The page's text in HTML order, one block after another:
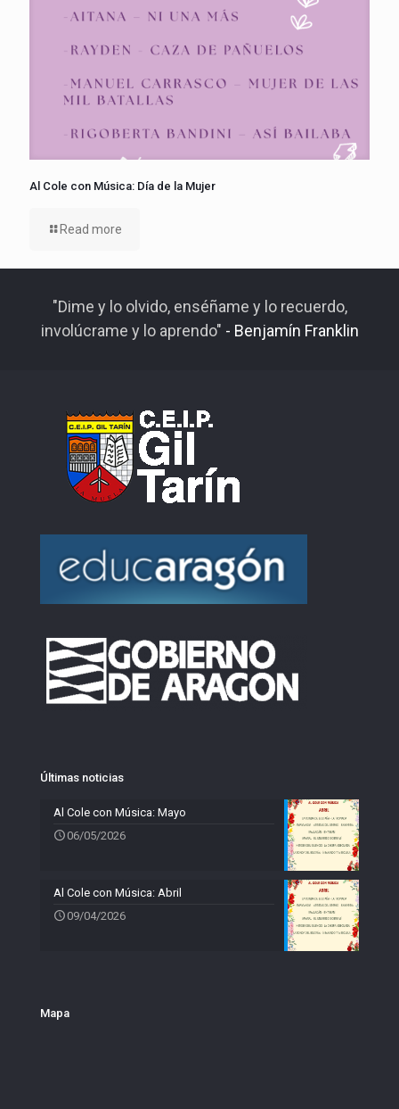
Al Cole con Música: Día de la Mujer
Read more
"Dime y lo olvido, enséñame y lo recuerdo,
involúcrame y lo aprendo" - Benjamín Franklin
Últimas noticias
Al Cole con Música: Mayo
06/05/2026
Al Cole con Música: Abril
09/04/2026
Mapa